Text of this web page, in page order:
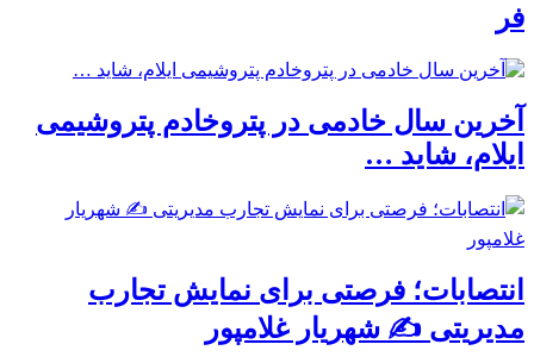
فر
آخرین سال خادمی در پتروخادم پتروشیمی
ایلام، شاید …
انتصابات؛ فرصتی برای نمایش تجارب
مدیریتی ✍ شهریار غلامپور